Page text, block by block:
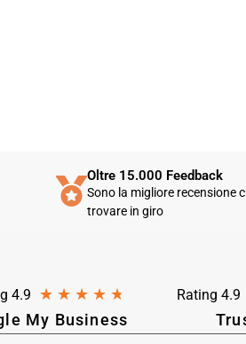
Oltre 15.000 Feedback
Sono la migliore recensione
trovare in giro
4.9 ★ ★ ★ ★ ★
My Business
Rating 4.9